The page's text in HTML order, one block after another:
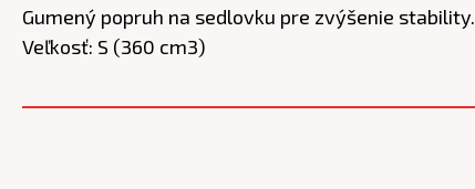
Gumený popruh na sedlovku pre zvýšenie stability.
Veľkosť: S (360 cm3)